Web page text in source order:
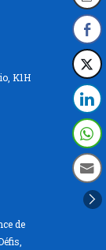
K1H
de